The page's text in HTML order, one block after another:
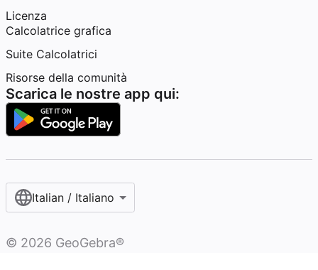
Licenza
Calcolatrice grafica
Suite Calcolatrici
Risorse della comunità
Scarica le nostre app qui:
Italian / Italiano‎
© 2026 GeoGebra®